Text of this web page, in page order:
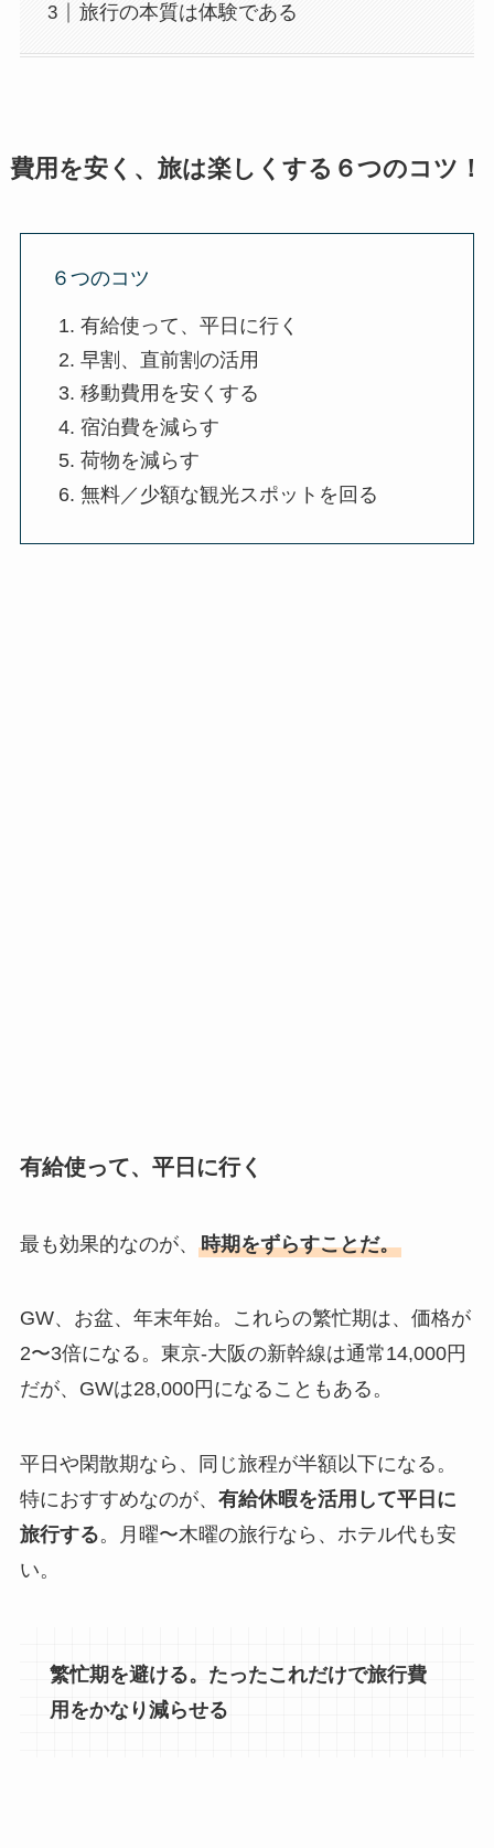
旅行の本質は体験である
費用を安く、旅は楽しくする６つのコツ！
６つのコツ
有給使って、平日に行く
早割、直前割の活用
移動費用を安くする
宿泊費を減らす
荷物を減らす
無料／少額な観光スポットを回る
有給使って、平日に行く
最も効果的なのが、 時期をずらすことだ。
GW、お盆、年末年始。これらの繁忙期は、価格が
2〜3倍になる。東京-大阪の新幹線は通常14,000円
だが、GWは28,000円になることもある。
平日や閑散期なら、同じ旅程が半額以下になる。
特におすすめなのが、 有給休暇を活用して平日に
旅行する。月曜〜木曜の旅行なら、ホテル代も安
い。
繁忙期を避ける。たったこれだけで旅行費
用をかなり減らせる